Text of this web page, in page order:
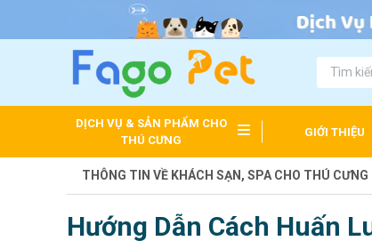
DỊCH VỤ & SẢN PHẨM CHO
THÚ CƯNG
GIỚI THIỆU
THÔNG TIN VỀ KHÁCH SẠN, SPA CHO THÚ CƯNG
Hướng Dẫn Cách Huấn